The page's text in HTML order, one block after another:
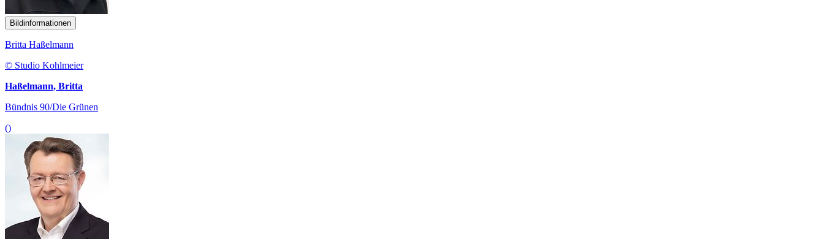
Bildinformationen
Britta Haßelmann
© Studio Kohlmeier
Haßelmann, Britta
Bündnis 90/Die Grünen
()